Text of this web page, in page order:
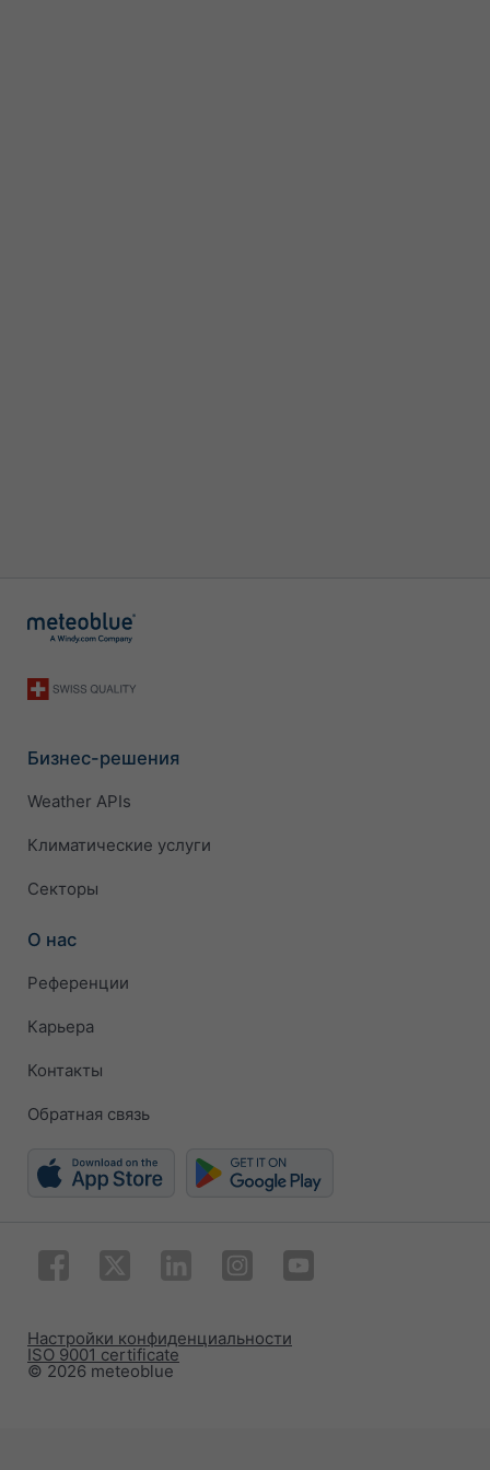
Бизнес-решения
Weather APIs
Климатические услуги
Секторы
О нас
Референции
Карьера
Контакты
Обратная связь
© 2026 meteoblue
ISO 9001 certificate
Настройки конфиденциальности